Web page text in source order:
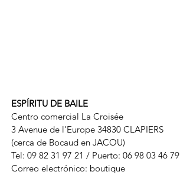
ESPÍRITU DE BAILE
Centro comercial La Croisée
3 Avenue de l'Europe 34830 CLAPIERS
(cerca de Bocaud en JACOU)
Tel: 09 82 31 97 21 / Puerto: 06 98 03 46 79
Correo electrónico: boutique